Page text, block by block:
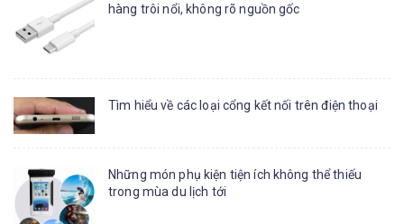
hàng trôi nổi, không rõ nguồn gốc
Tìm hiểu về các loại cổng kết nối trên điện thoại
Những món phụ kiện tiện ích không thể thiếu
trong mùa du lịch tới